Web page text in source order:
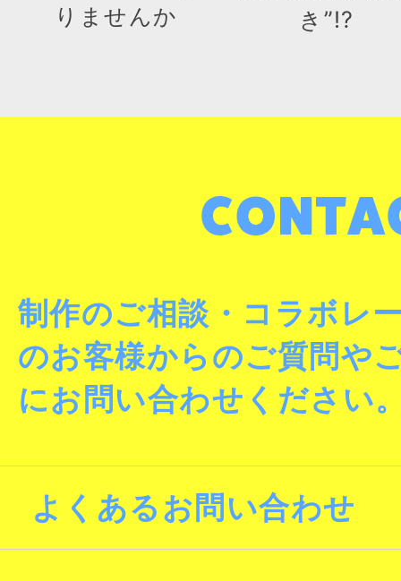
りませんか
き”!?
制作のご相談・コラボレ
のお客様からのご質問や
にお問い合わせください
よくあるお問い合わせ